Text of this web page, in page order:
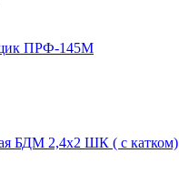
ПРФ-145М
БДМ 2,4х2 ШК ( с катком)